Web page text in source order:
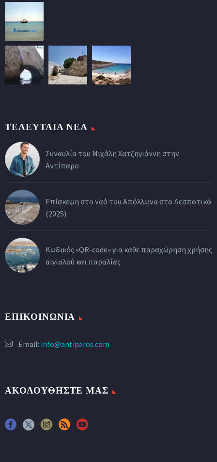
ΤΕΛΕΥΤΑΙΑ ΝΕΑ
Συναυλία του Μιχάλη Χατζηγιάννη στην
Αντίπαρο
Επίσκεψη στο ναό του Απόλλωνα στο Δεσποτικό
(2025)
Κωδικός «QR-code» για κάθε παραχώρηση χρήσης
αιγιαλού και παραλίας
ΕΠΙΚΟΙΝΩΝΙΑ
Email: info@antiparos.com
ΑΚΟΛΟΥΘΗΣΤΕ ΜΑΣ